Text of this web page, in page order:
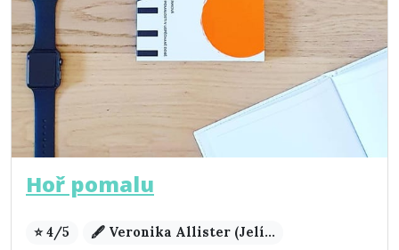
Hoř pomalu
⭐ 4/5 🖋️ Veronika Allister (Jelí...